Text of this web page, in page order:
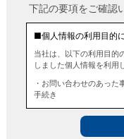
下記の要項をご確認
■個人情報の利用目的
当社は、以下の利用目的
しました個人情報を利用
・お問い合わせのあっ
手続き